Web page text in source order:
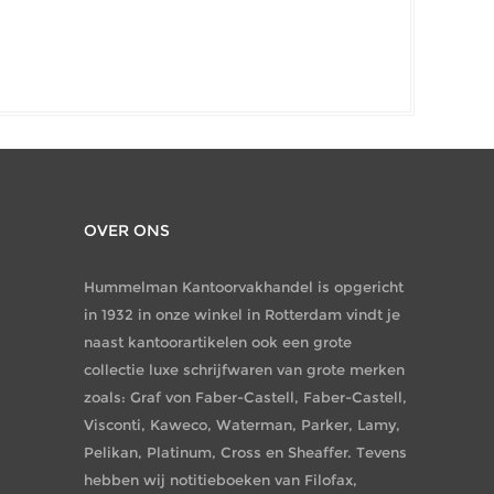
OVER ONS
Hummelman Kantoorvakhandel is opgericht
in 1932 in onze winkel in Rotterdam vindt je
naast kantoorartikelen ook een grote
collectie luxe schrijfwaren van grote merken
zoals: Graf von Faber-Castell, Faber-Castell,
Visconti, Kaweco, Waterman, Parker, Lamy,
Pelikan, Platinum, Cross en Sheaffer. Tevens
hebben wij notitieboeken van Filofax,